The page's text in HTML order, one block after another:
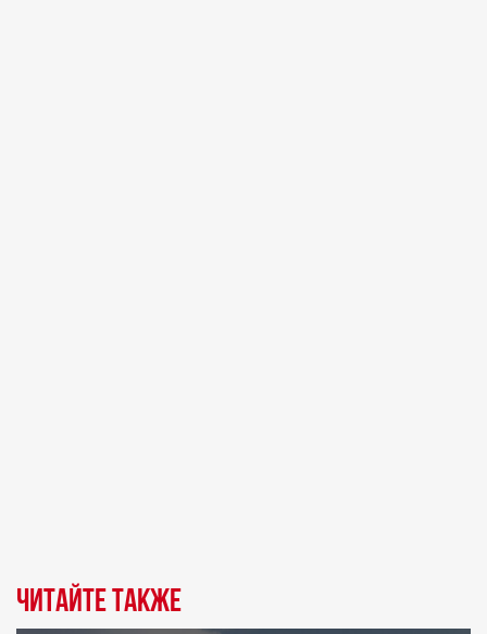
Читайте также